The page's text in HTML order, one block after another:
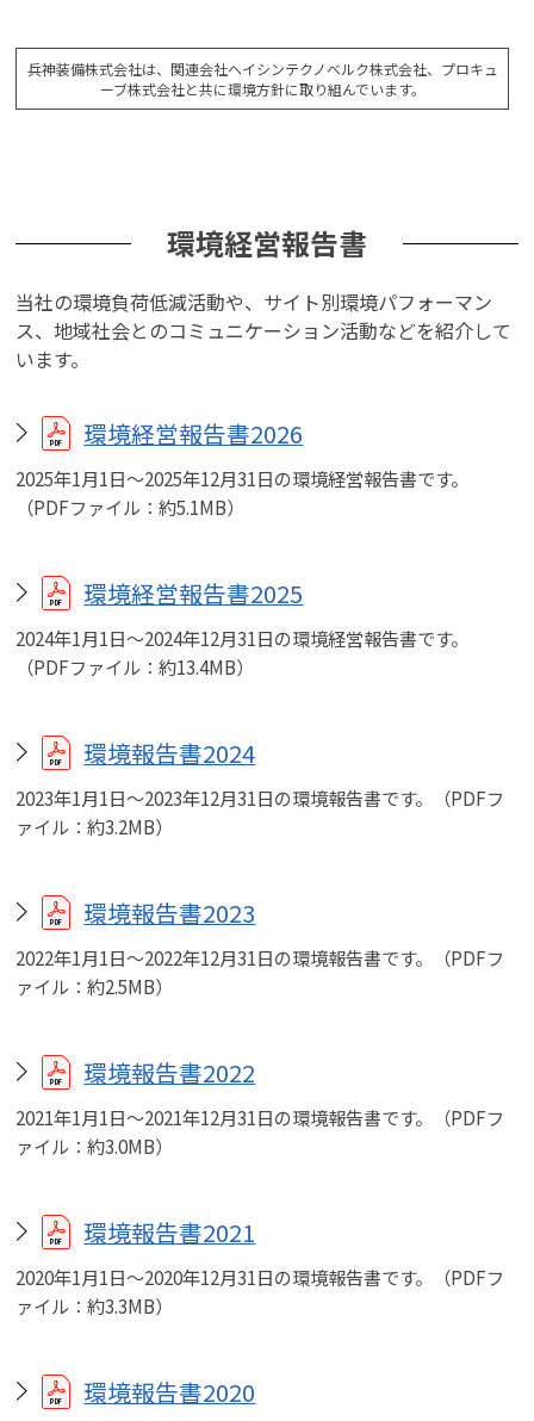
兵神装備株式会社は、関連会社ヘイシンテクノベルク株式会社、 プロキュ
ーブ株式会社と共に環境方針に取り組んでいます。
環境経営報告書
当社の環境負荷低減活動や、サイト別環境パフォーマン
ス、地域社会とのコミュニケーション活動などを紹介して
います。
環境経営報告書2026
2025年1月1日～2025年12月31日の環境経営報告書です。
（PDFファイル：約5.1MB）
環境経営報告書2025
2024年1月1日～2024年12月31日の環境経営報告書です。
（PDFファイル：約13.4MB）
環境報告書2024
2023年1月1日～2023年12月31日の環境報告書です。（PDFフ
ァイル：約3.2MB）
環境報告書2023
2022年1月1日～2022年12月31日の環境報告書です。（PDFフ
ァイル：約2.5MB）
環境報告書2022
2021年1月1日～2021年12月31日の環境報告書です。（PDFフ
ァイル：約3.0MB）
環境報告書2021
2020年1月1日～2020年12月31日の環境報告書です。（PDFフ
ァイル：約3.3MB）
環境報告書2020